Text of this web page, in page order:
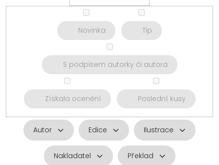
Novinka Tip
S podpisem autorky či autora
Získala ocenění Poslední kusy
Autor Edice Ilustrace
Nakladatel Překlad